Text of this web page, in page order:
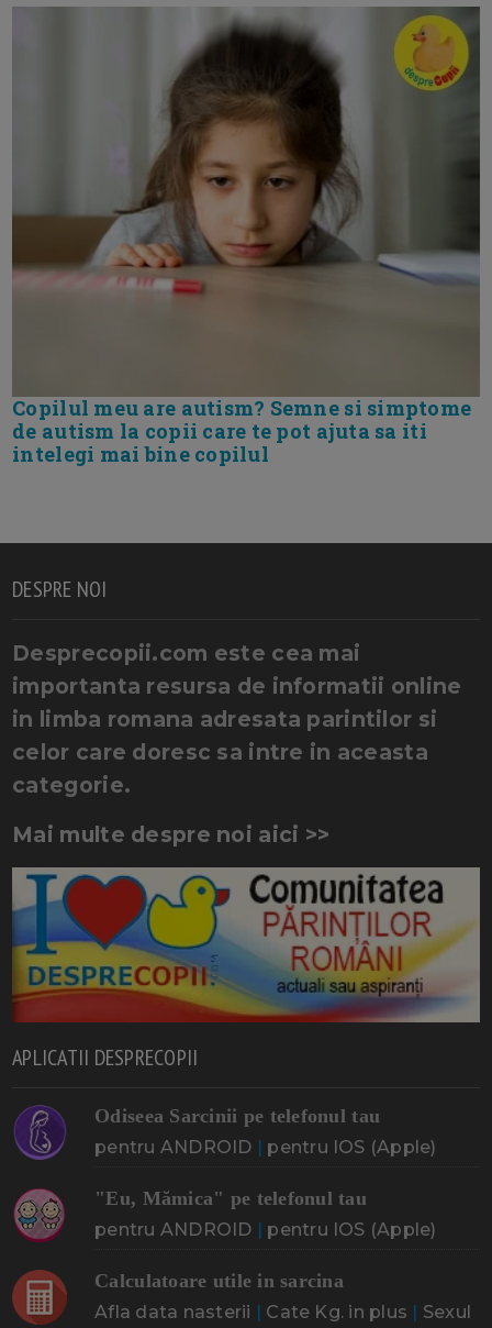
Copilul meu are autism? Semne si simptome
de autism la copii care te pot ajuta sa iti
intelegi mai bine copilul
DESPRE NOI
Desprecopii.com este cea mai
importanta resursa de informatii online
in limba romana adresata parintilor si
celor care doresc sa intre in aceasta
categorie.
Mai multe despre noi aici >>
APLICATII DESPRECOPII
Odiseea Sarcinii pe telefonul tau
pentru ANDROID pentru IOS (Apple)
"Eu, Mămica" pe telefonul tau
pentru ANDROID pentru IOS (Apple)
Calculatoare utile in sarcina
Afla data nasterii Cate Kg. in plus
Sexul